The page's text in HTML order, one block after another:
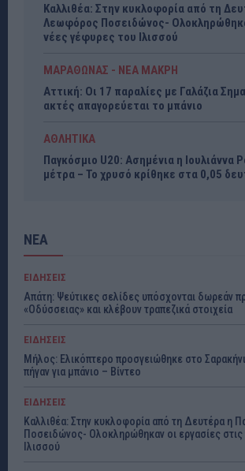
Καλλιθέα: Στην κυκλοφορία από τη
Λεωφόρος Ποσειδώνος-
νέες γέφυρες του Ιλισσού
ΜΑΡΑΘΩΝΑΣ - ΝΕΑ ΜΑΚΡΗ
Αττική: Οι 17 παραλίες με Γαλάζια
ακτές απαγορεύεται το μπάνιο
ΑΘΛΗΤΙΚΑ
Παγκόσμιο U20: Ασημένια η Ιουλιάννα
μέτρα – Το χρυσό κρίθηκε στα 0,05
ΝΕΑ
ΕΙΔΗΣΕΙΣ
Απάτη: Ψεύτικες σελίδες υπόσχονται δωρεάν
«Οδύσσειας» και κλέβουν τραπεζικά στοιχεία
ΕΙΔΗΣΕΙΣ
Μήλος: Ελικόπτερο προσγειώθηκε στο
πήγαν για μπάνιο – Βίντεο
ΕΙΔΗΣΕΙΣ
Καλλιθέα: Στην κυκλοφορία από τη Δευτέρα η
Ποσειδώνος- Ολοκληρώθηκαν οι εργασίες
Ιλισσού